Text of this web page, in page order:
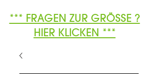
*** FRAGEN ZUR GRÖSSE ?
HIER KLICKEN ***